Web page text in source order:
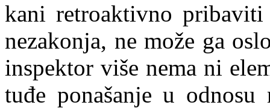
kani retroaktivno
nezakonja, ne može ga
inspektor više nema ni
tuđe ponašanje u